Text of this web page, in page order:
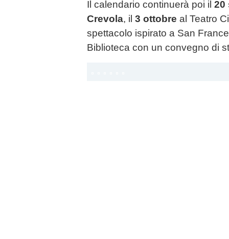
Il calendario continuerà poi il 20
Crevola, il 3 ottobre al Teatro
spettacolo ispirato a San
Biblioteca con un convegno di